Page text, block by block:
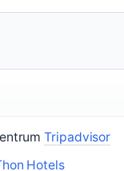
Tripadvisor
Hotels